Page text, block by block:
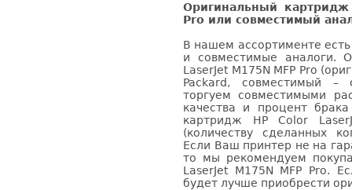
Оригинальный
Pro или совместимый
В нашем ассортименте
и совместимые аналоги.
LaserJet M175N MFP Pro
Packard, совместимый –
торгуем совместимыми
качества и процент
картридж HP Color
(количеству сделанных
Если Ваш принтер не на
то мы рекомендуем
LaserJet M175N MFP Pro.
будет лучше приобрести